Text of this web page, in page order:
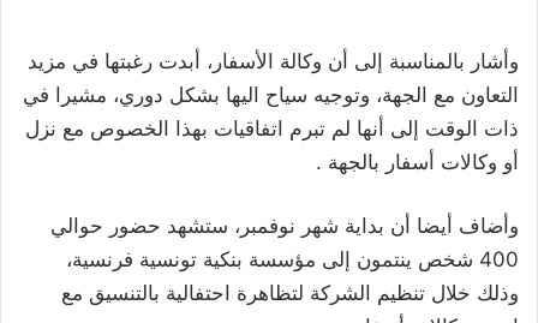
وأشار بالمناسبة إلى أن وكالة الأسفار، أبدت رغبتها في مزيد
التعاون مع الجهة، وتوجيه سياح اليها بشكل دوري، مشيرا في
ذات الوقت إلى أنها لم تبرم اتفاقيات بهذا الخصوص مع نزل
أو وكالات أسفار بالجهة .
وأضاف أيضا أن بداية شهر نوفمبر، ستشهد حضور حوالي
400 شخص ينتمون إلى مؤسسة بنكية تونسية فرنسية،
وذلك خلال تنظيم الشركة لتظاهرة احتفالية بالتنسيق مع